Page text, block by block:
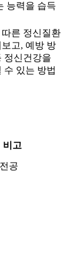
능력을 습득
른 정신질환
고, 예방 방
정신건강을
수 있는 방법
비고
공